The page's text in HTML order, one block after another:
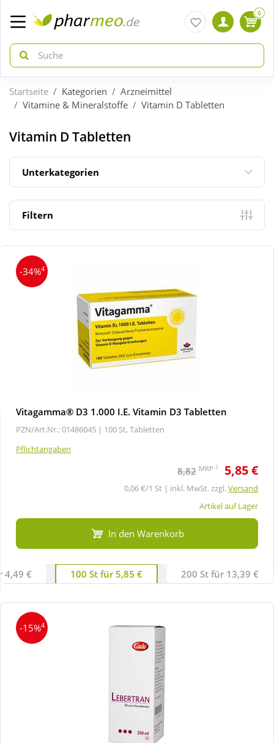
zurück
ÜBERSICHT AKTIONEN
Aktuelle Coupons
Neuheiten
Sale
zurück
ÜBERSICHT KATEGORIEN
Arzneimittel
Diabetes
Körperpflege & Kosmetik
Natur & Homöopathie
Tierbedarf
Wellness
0
Startseite Kategorien
Arzneimittel
Vitamine & Mineralstoffe
Vitamin D Tabletten
Vitamin D Tabletten
Unterkategorien
Filtern
-34%4
Vitagamma® D3 1.000 I.E. Vitamin D3 Tabletten
PZN/Art.Nr.: 01486045 | 100 St, Tabletten
Pflichtangaben
8,82 MRP 2 5,85 €
0,06 €/1 St | inkl. MwSt. zzgl.Versand
Artikel auf Lager
In den Warenkorb
4,49 € 100 St für 5,85 € 200 St für 13,39 €
-15%4